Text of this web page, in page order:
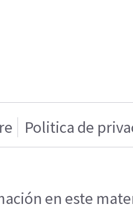
Politica de
en este